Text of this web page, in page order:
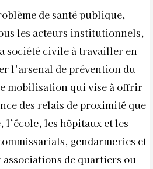
de santé publique,
les acteurs institutionnels,
société civile à travailler en
l’arsenal de prévention du
mobilisation qui vise à offrir
des relais de proximité que
l’école, les hôpitaux et les
gendarmeries et
de quartiers ou